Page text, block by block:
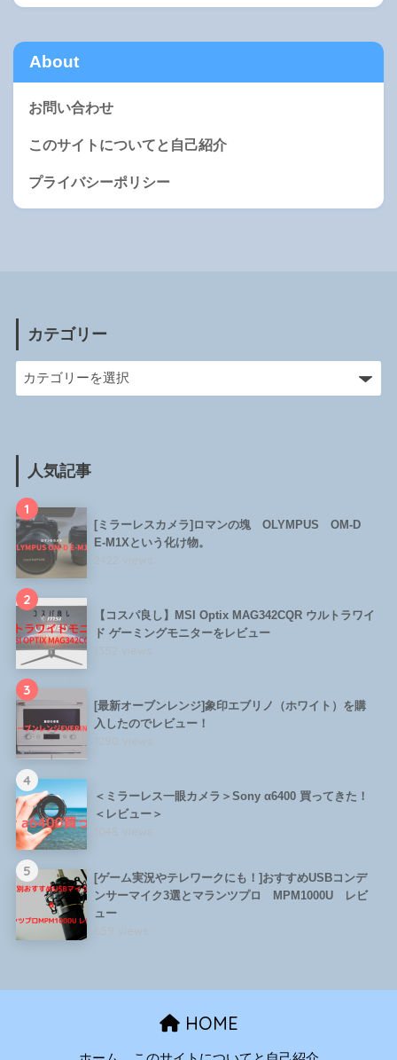
About
お問い合わせ
このサイトについてと自己紹介
プライバシーポリシー
カテゴリー
人気記事
1
[ミラーレスカメラ]ロマンの塊 OLYMPUS OM-D
E-M1Xという化け物。
2422 views
2
【コスパ良し】MSI Optix MAG342CQR ウルトラワイ
ド ゲーミングモニターをレビュー
1352 views
3
[最新オーブンレンジ]象印エブリノ（ホワイト）を購
入したのでレビュー！
1290 views
4
＜ミラーレス一眼カメラ＞Sony α6400 買ってきた！
＜レビュー＞
1048 views
5
[ゲーム実況やテレワークにも！]おすすめUSBコンデ
ンサーマイク3選とマランツプロ MPM1000U レビ
ュー
659 views
HOME